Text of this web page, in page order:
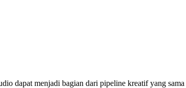
dapat menjadi bagian dari pipeline kreatif yang